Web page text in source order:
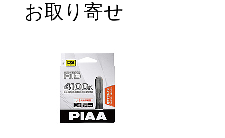
お取り寄せ